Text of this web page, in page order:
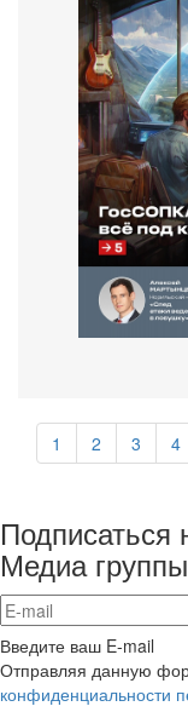
1 2 3 4
Подписаться
Медиа
Введите ваш E-mail
Отправляя данную
конфиденциальности